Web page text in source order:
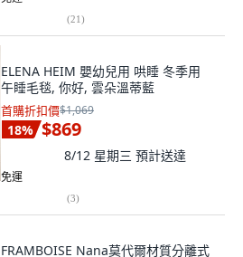
(21)
ELENA HEIM 嬰幼兒用 哄睡 冬季用
午睡毛毯, 你好, 雲朵溫蒂藍
首購折扣價$1,069
18% $869
8/12 星期三 預計送達
免運
(3)
FRAMBOISE Nana莫代爾材質分離式